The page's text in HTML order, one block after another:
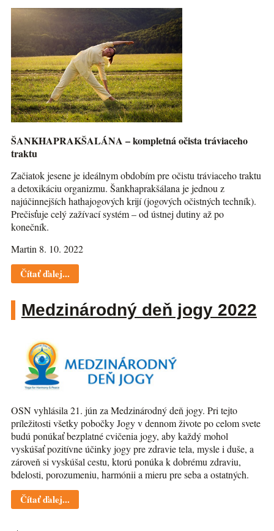
ŠANKHAPRAKŠALÁNA – kompletná očista tráviaceho
traktu
Začiatok jesene je ideálnym obdobím pre očistu tráviaceho traktu
a detoxikáciu organizmu. Šankhaprakšálana je jednou z
najúčinnejších hathajogových krijí (jogových očistných techník).
Prečisťuje celý zažívací systém – od ústnej dutiny až po
konečník.
Martin 8. 10. 2022
Čítať ďalej...
Medzinárodný deň jogy 2022
OSN vyhlásila 21. jún za Medzinárodný deň jogy. Pri tejto
príležitosti všetky pobočky Jogy v dennom živote po celom svete
budú ponúkať bezplatné cvičenia jogy, aby každý mohol
vyskúšať pozitívne účinky jogy pre zdravie tela, mysle i duše, a
zároveň si vyskúšal cestu, ktorú ponúka k dobrému zdraviu,
bdelosti, porozumeniu, harmónii a mieru pre seba a ostatných.
Čítať ďalej...